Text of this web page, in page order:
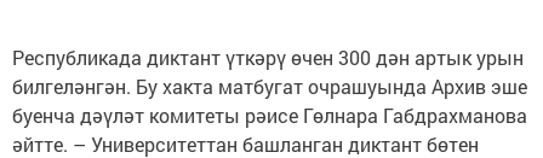
Республикада диктант үткәрү өчен 300 дән артык урын
билгеләнгән. Бу хакта матбугат очрашуында Архив эше
буенча дәүләт комитеты рәисе Гөлнара Габдрахманова
әйтте. – Университеттан башланган диктант бөтен